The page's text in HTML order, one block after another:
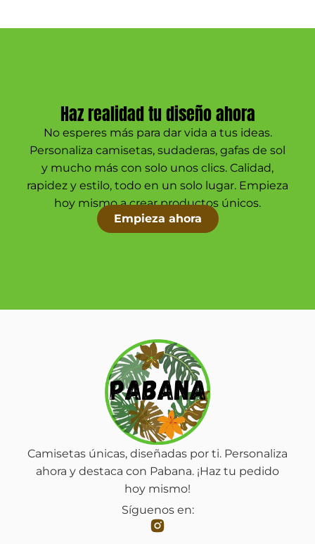
Haz realidad tu diseño ahora
No esperes más para dar vida a tus ideas.
Personaliza camisetas, sudaderas, gafas de sol
y mucho más con solo unos clics. Calidad,
rapidez y estilo, todo en un solo lugar. Empieza
hoy mismo a crear productos únicos.
Empieza ahora
Camisetas únicas, diseñadas por ti. Personaliza
ahora y destaca con Pabana. ¡Haz tu pedido
hoy mismo!
Síguenos en: